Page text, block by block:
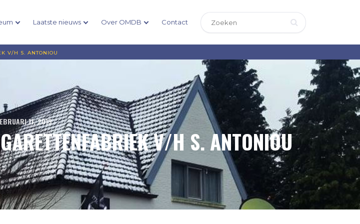
Laatste nieuws Over OMDB Contact
V/H S. ANTONIOU
11, 2019
V/H S. ANTONIOU